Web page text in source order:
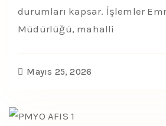
durumları kapsar. İşlemler
Müdürlüğü, mahalli
Mayıs 25, 2026